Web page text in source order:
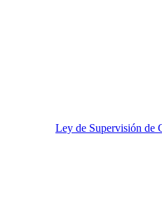
Ley de Supervisión de